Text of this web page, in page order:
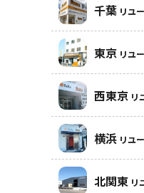
千葉 リユ
東京 リユ
西東京 リ
横浜 リユ
北関東 リ